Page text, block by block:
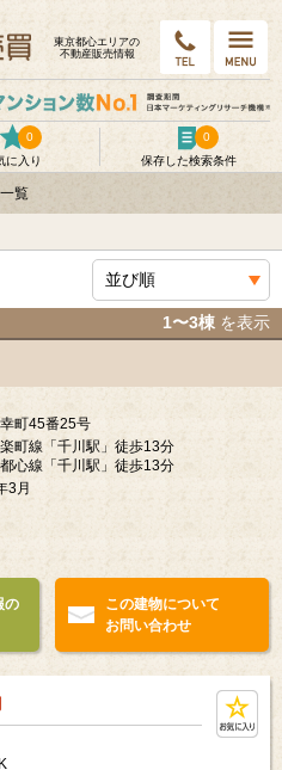
東京都⼼エリアの
不動産販売情報
に入り
0
保存した検索条件
0
覧
1〜3棟 を表示
町45番25号
町線「千川駅」徒歩13分
心線「千川駅」徒歩13分
3月
の
この建物について
お問い合わせ